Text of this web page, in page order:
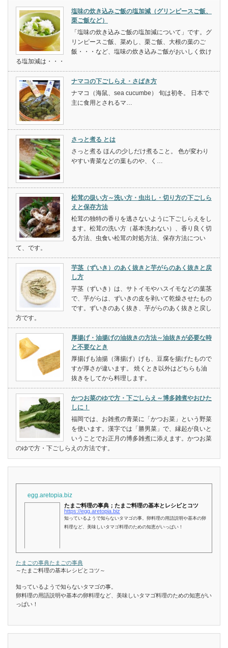
塩味の炊き込みご飯の塩加減（グリンピースご飯、
栗ご飯など）
「塩味の炊き込みご飯の塩加減について」です。グ
リンピースご飯、菜めし、栗ご飯、大根の葉のご
飯・・・など、塩味の炊き込みご飯がおいしく炊け
る塩加減は・・・
ナマコの下ごしらえ・さばき方
ナマコ（海鼠、sea cucumbe） 旬は初冬。 日本で
主に食用とされるマ…
さっと煮る とは
さっと煮る ほんの少しだけ煮ること。 色が変わり
やすい青菜などの葉ものや、く…
松茸の扱い方～洗い方・虫出し・切り方の下ごしら
えと保存方法
松茸の独特の香りを逃さないように下ごしらえをし
ます。松茸の洗い方（基本洗わない）、香り良く切
る方法、虫食い松茸の対処方法、保存方法につい
て、です。
芋茎（ずいき）のあく抜きと芋がらのあく抜きと戻
し方
芋茎（ずいき）は、サトイモやハスイモなどの葉茎
で、芋がらは、ずいきの皮を剥いて乾燥させたもの
です。ずいきのあく抜き、芋がらのあく抜きと戻し
方です。
厚揚げ・油揚げの油抜きの方法～油抜きが必要な時
と不要なとき
厚揚げも油揚（薄揚げ）げも、豆腐を揚げたもので
すが厚さが違います。 焼くとき以外はどちらも油
抜きをしてから料理します。
かつお菜のゆで方・下ごしらえ～博多雑煮やおひた
しに！
福岡では、お雑煮の青菜に「かつお菜」という野菜
を使います。漢字では「勝男菜」で、縁起が良いと
いうことでお正月の博多雑煮に添えます。かつお菜
のゆで方・下ごしらえの方法です。
egg.aretopia.biz
たまご料理の事典；たまご料理の基本とレシピとコツ
https://egg.aretopia.biz
知っているようで知らないタマゴの事。卵料理の用語説明や基本の卵
料理など、美味しいタマゴ料理のための知恵がいっぱい！
たまごの事典たまごの事典
～たまご料理の基本レシピとコツ～
知っているようで知らないタマゴの事。
卵料理の用語説明や基本の卵料理など、美味しいタマゴ料理のための知恵がい
っぱい！